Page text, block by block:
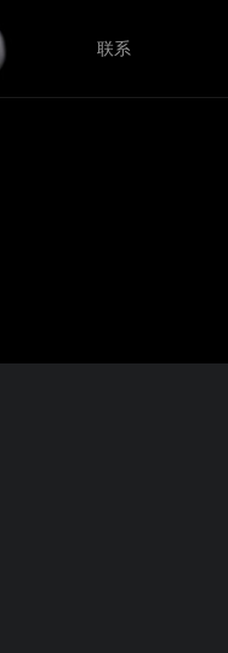
联系